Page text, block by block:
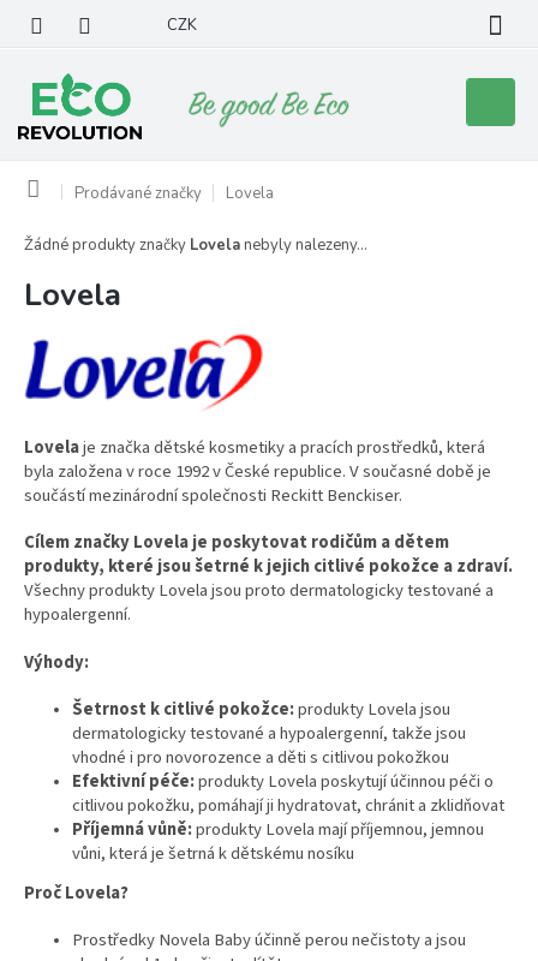
obsah
CZK
košík
Domů Prodávané značky Lovela
Lovela
Lovelaje značka dětské kosmetiky a pracích prostředků, která
byla založena v roce 1992 v České republice. V současné době je
součástí mezinárodní společnosti Reckitt Benckiser.
Cílem značky Lovela je poskytovat rodičům a dětem
produkty, které jsou šetrné k jejich citlivé pokožce a zdraví.
Všechny produkty Lovela jsou proto dermatologicky testované a
hypoalergenní.
Výhody:
Šetrnost k citlivé pokožce:produkty Lovela jsou
dermatologicky testované a hypoalergenní, takže jsou
vhodné i pro novorozence a děti s citlivou pokožkou
Efektivní péče:produkty Lovela poskytují účinnou péči o
citlivou pokožku, pomáhají ji hydratovat, chránit a zklidňovat
Příjemná vůně:produkty Lovela mají příjemnou, jemnou
vůni, která je šetrná k dětskému nosíku
Proč Lovela?
Prostředky Novela Baby účinně perou nečistoty a jsou
Žádné produkty značky Lovela nebyly nalezeny...